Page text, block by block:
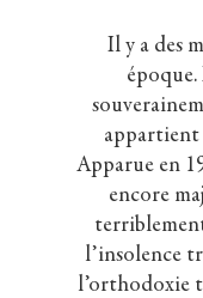
Il y a des
appartient
Apparue en
encore
l’insolence
l’orthodoxie